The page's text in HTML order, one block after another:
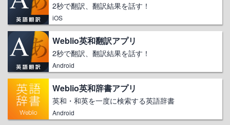
2秒で翻訳、翻訳結果を話す！
iOS
Weblio英和翻訳アプリ
2秒で翻訳、翻訳結果を話す！
Android
Weblio英和辞書アプリ
英和・和英を一度に検索する英語辞書
Android